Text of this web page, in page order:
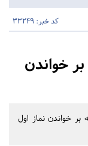
کد خبر: 33249
خواندن
خواندن نماز اول